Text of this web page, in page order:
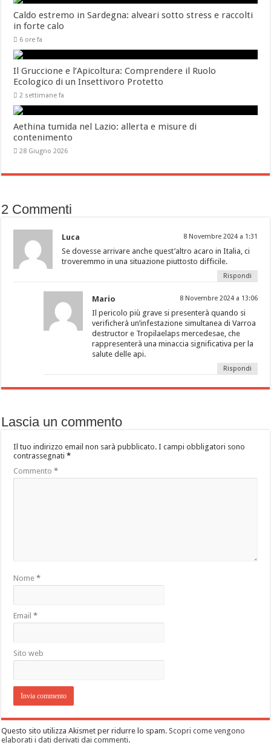
Caldo estremo in Sardegna: alveari sotto stress e raccolti
in forte calo
6 ore fa
Il Gruccione e l’Apicoltura: Comprendere il Ruolo
Ecologico di un Insettivoro Protetto
2 settimane fa
Aethina tumida nel Lazio: allerta e misure di
contenimento
28 Giugno 2026
2 Commenti
Luca 8 Novembre 2024 a 1:31
Se dovesse arrivare anche quest’altro acaro in Italia, ci
troveremmo in una situazione piuttosto difficile.
Rispondi
Mario 8 Novembre 2024 a 13:06
Il pericolo più grave si presenterà quando si
verificherà un’infestazione simultanea di Varroa
destructor e Tropilaelaps mercedesae, che
rappresenterà una minaccia significativa per la
salute delle api.
Rispondi
Lascia un commento
Il tuo indirizzo email non sarà pubblicato. I campi obbligatori sono
contrassegnati*
Commento*
Nome*
Email*
Sito web
Questo sito utilizza Akismet per ridurre lo spam.Scopri come vengono
elaborati i dati derivati dai commenti.